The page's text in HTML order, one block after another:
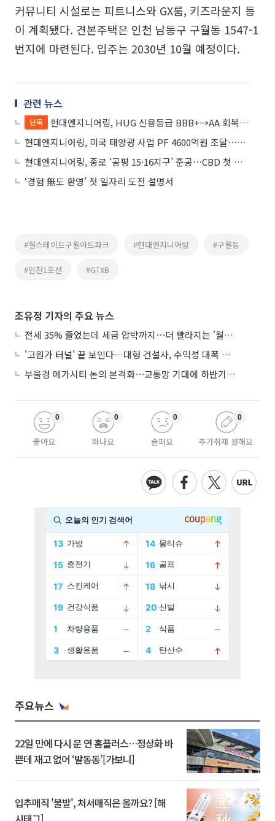
커뮤니티 시설로는 피트니스와 GX룸, 키즈라운지 등
이 계획됐다. 견본주택은 인천 남동구 구월동 1547-1
번지에 마련된다. 입주는 2030년 10월 예정이다.
관련 뉴스
단독
현대엔지니어링, HUG 신용등급 BBB+→AA 회복⋯세 단계 ‘점프’
현대엔지니어링, 미국 태양광 사업 PF 4600억원 조달⋯북미 진출 본격화
현대엔지니어링, 종로 ‘공평 15·16지구’ 준공⋯CBD 첫 프라임 오피스 선보여
‘경험 無도 환영’ 첫 일자리 도전 설명서
#힐스테이트구월아트파크 #현대엔지니어링 #구월동
#인천1호선 #GTXB
조유정 기자의 주요 뉴스
전세 35% 줄었는데 세금 압박까지⋯더 빨라지는 '월세화'
'고원가 터널' 끝 보인다…대형 건설사, 수익성 대폭 개선
부울경 메가시티 논의 본격화⋯교통망 기대에 하반기 분양시장 '주목'
좋아요
0
화나요
0
슬퍼요
0
추가취재 원해요
0
주요뉴스
22일 만에 다시 문 연 홈플러스…정상화 바
쁜데 재고 없어 ‘발동동’[가보니]
입추매직 '불발', 처서매직은 올까요? [해